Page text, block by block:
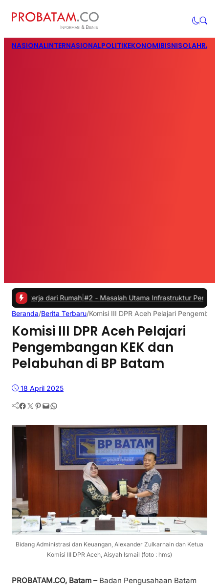
NASIONALINTERNASIONALPOLITIKEKONOMIBISNIS
dari Rumah|#2 -Masalah Utama Infrastruktur Pengisian Daya
Beranda/Berita Terbaru/Komisi III DPR Aceh Pelajari
Komisi III DPR Aceh Pelajari
Pengembangan KEK dan
Pelabuhan di BP Batam
18 April 2025
Facebook Twitter Pinterest Mail WhatsApp
Bidang Administrasi dan Keuangan, Alexander Zulkarnain dan Ketua
Komisi III DPR Aceh, Aisyah Ismail (foto : hms)
PROBATAM.CO, Batam – Badan Pengusahaan Batam